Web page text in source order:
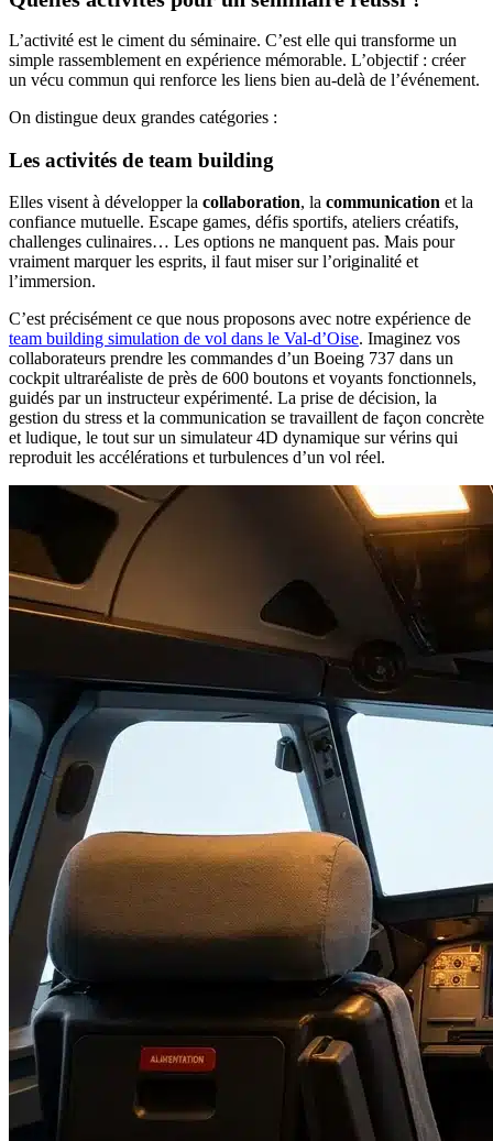
L’activité est le ciment du séminaire. C’est elle qui transforme un
simple rassemblement en expérience mémorable. L’objectif : créer
un vécu commun qui renforce les liens bien au-delà de l’événement.
On distingue deux grandes catégories :
Les activités de team building
Elles visent à développer la collaboration, la communication et la
confiance mutuelle. Escape games, défis sportifs, ateliers créatifs,
challenges culinaires… Les options ne manquent pas. Mais pour
vraiment marquer les esprits, il faut miser sur l’originalité et
l’immersion.
C’est précisément ce que nous proposons avec notre expérience de
team building simulation de vol dans le Val-d’Oise. Imaginez vos
collaborateurs prendre les commandes d’un Boeing 737 dans un
cockpit ultraréaliste de près de 600 boutons et voyants fonctionnels,
guidés par un instructeur expérimenté. La prise de décision, la
gestion du stress et la communication se travaillent de façon concrète
et ludique, le tout sur un simulateur 4D dynamique sur vérins qui
reproduit les accélérations et turbulences d’un vol réel.